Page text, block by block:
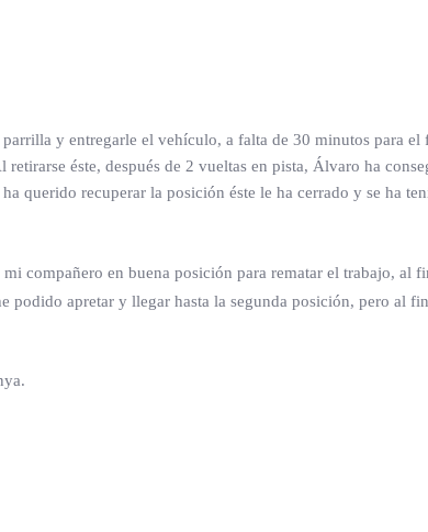
y entregarle el vehículo, a falta de 30 minutos para el
éste, después de 2 vueltas en pista, Álvaro ha
querido recuperar la posición éste le ha cerrado y se ha
compañero en buena posición para rematar el trabajo, al
apretar y llegar hasta la segunda posición, pero al